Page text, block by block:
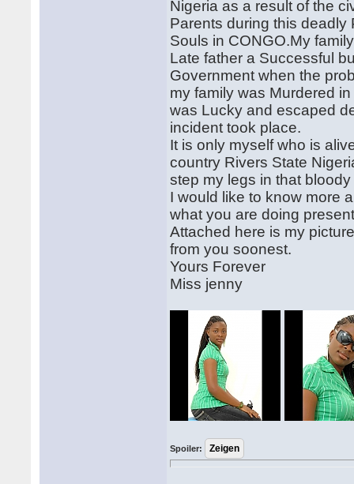
Nigeria as a result of the
Parents during this deadly
Souls in CONGO.My
Late father a Successful
Government when the
my family was Murdered
was Lucky and escaped
incident took place.
It is only myself who is
country Rivers State
step my legs in that
I would like to know more
what you are doing
Attached here is my
from you soonest.
Yours Forever
Miss jenny
Spoiler: